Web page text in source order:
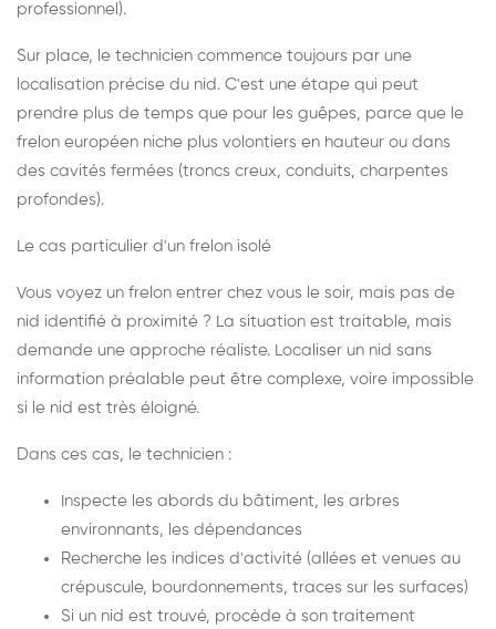
professionnel).
Sur place, le technicien commence toujours par une
localisation précise du nid. C'est une étape qui peut
prendre plus de temps que pour les guêpes, parce que le
frelon européen niche plus volontiers en hauteur ou dans
des cavités fermées (troncs creux, conduits, charpentes
profondes).
Le cas particulier d'un frelon isolé
Vous voyez un frelon entrer chez vous le soir, mais pas de
nid identifié à proximité ? La situation est traitable, mais
demande une approche réaliste. Localiser un nid sans
information préalable peut être complexe, voire impossible
si le nid est très éloigné.
Dans ces cas, le technicien :
Inspecte les abords du bâtiment, les arbres
environnants, les dépendances
Recherche les indices d'activité (allées et venues au
crépuscule, bourdonnements, traces sur les surfaces)
Si un nid est trouvé, procède à son traitement